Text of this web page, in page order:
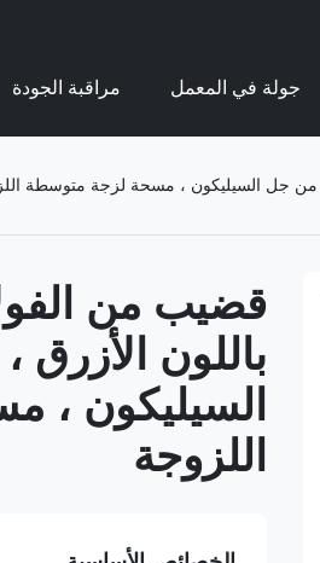
جولة في المعمل مراقبة الجودة
باللون
السيليكون ،
اللزوجة